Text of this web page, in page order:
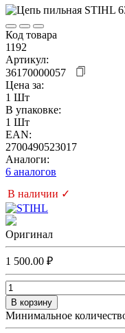
Код товара
1192
Артикул:
36170000057
Цена за:
1 Шт
В упаковке:
1 Шт
EAN:
2700490523017
Аналоги:
6 аналогов
В наличии ✓
Оригинал
1 500.00 ₽
В корзину
Минимальное